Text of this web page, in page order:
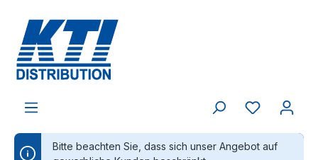
Bitte beachten Sie, dass sich unser Angebot auf